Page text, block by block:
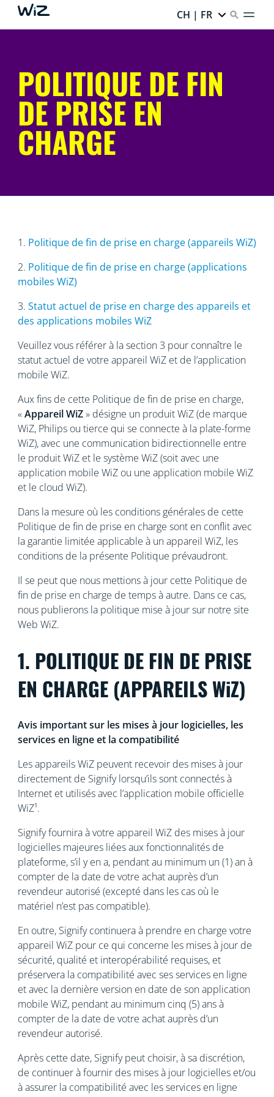
CH | FR
POLITIQUE DE FIN
DE PRISE EN
CHARGE
1. Politique de fin de prise en charge (appareils WiZ)
2. Politique de fin de prise en charge (applications
mobiles WiZ)
3. Statut actuel de prise en charge des appareils et
des applications mobiles WiZ
Veuillez vous référer à la section 3 pour connaître le
statut actuel de votre appareil WiZ et de l’application
mobile WiZ.
Aux fins de cette Politique de fin de prise en charge,
«Appareil WiZ» désigne un produit WiZ (de marque
WiZ, Philips ou tierce qui se connecte à la plate-forme
WiZ), avec une communication bidirectionnelle entre
le produit WiZ et le système WiZ (soit avec une
application mobile WiZ ou une application mobile WiZ
et le cloud WiZ).
Dans la mesure où les conditions générales de cette
Politique de fin de prise en charge sont en conflit avec
la garantie limitée applicable à un appareil WiZ, les
conditions de la présente Politique prévaudront.
Il se peut que nous mettions à jour cette Politique de
fin de prise en charge de temps à autre. Dans ce cas,
nous publierons la politique mise à jour sur notre site
Web WiZ.
1. POLITIQUE DE FIN DE PRISE
EN CHARGE (APPAREILS WiZ)
Avis important sur les mises à jour logicielles, les
services en ligne et la compatibilité
Les appareils WiZ peuvent recevoir des mises à jour
directement de Signify lorsqu’ils sont connectés à
Internet et utilisés avec l’application mobile officielle
WiZ¹.
Signify fournira à votre appareil WiZ des mises à jour
logicielles majeures liées aux fonctionnalités de
plateforme, s’il y en a, pendant au minimum un (1) an à
compter de la date de votre achat auprès d’un
revendeur autorisé (excepté dans les cas où le
matériel n’est pas compatible).
En outre, Signify continuera à prendre en charge votre
appareil WiZ pour ce qui concerne les mises à jour de
sécurité, qualité et interopérabilité requises, et
préservera la compatibilité avec ses services en ligne
et avec la dernière version en date de son application
mobile WiZ, pendant au minimum cinq (5) ans à
compter de la date de votre achat auprès d’un
revendeur autorisé.
Après cette date, Signify peut choisir, à sa discrétion,
de continuer à fournir des mises à jour logicielles et/ou
à assurer la compatibilité avec les services en ligne